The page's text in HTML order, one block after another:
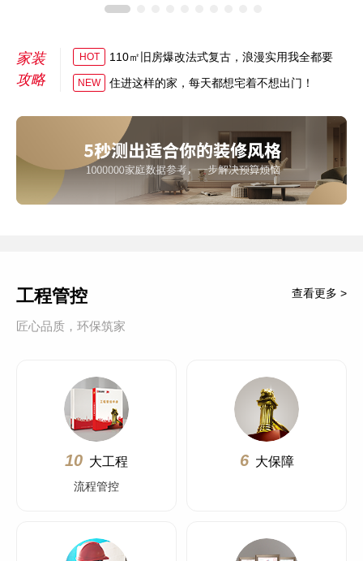
家装
攻略
HOT 110㎡旧房爆改法式复古，浪漫实用我全都要
NEW 住进这样的家，每天都想宅着不想出门！
工程管控
匠心品质，环保筑家
查看更多 >
10 大工程
流程管控
6 大保障